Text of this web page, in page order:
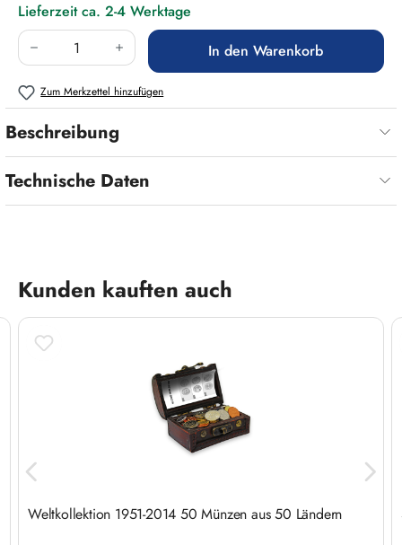
Lieferzeit ca. 2-4 Werktage
Produkt Anzahl: Gib den gewünschten Wert
In den Warenkorb
Zum Merkzettel hinzufügen
Beschreibung
Technische Daten
Produktgalerie überspringen
Kunden kauften auch
Weltkollektion 1951-2014 50 Münzen aus 50 Ländern